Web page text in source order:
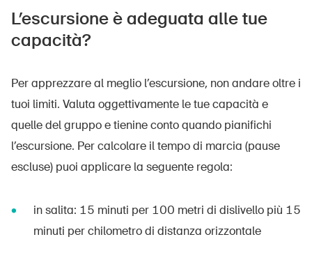
L’escursione è adeguata alle tue
capacità?
Per apprezzare al meglio l’escursione, non andare oltre i
tuoi limiti. Valuta oggettivamente le tue capacità e
quelle del gruppo e tienine conto quando pianifichi
l’escursione. Per calcolare il tempo di marcia (pause
escluse) puoi applicare la seguente regola:
in salita: 15 minuti per 100 metri di dislivello più 15
minuti per chilometro di distanza orizzontale